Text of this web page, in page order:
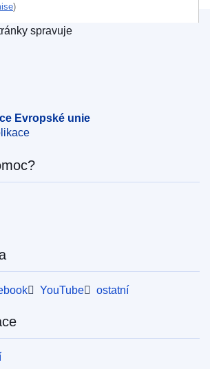
)
problémy
publications website:
a ve formátu vhodném pro tisk
publikací EU, naleznete v
Evropské unie
spravuje
Evropské unie
YouTube ostatní